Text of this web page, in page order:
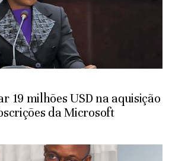
19 milhões USD na aquisição
da Microsoft